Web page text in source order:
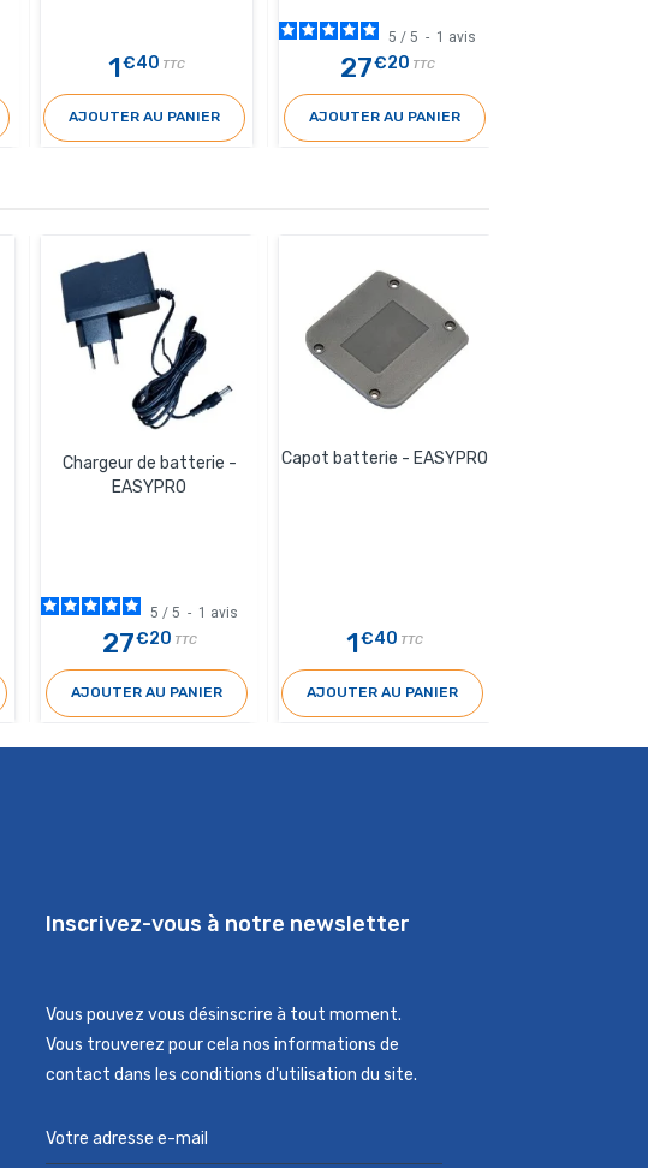
1€40 TTC
AJOUTER AU PANIER
5 / 5 - 1 avis
27€20 TTC
AJOUTER AU PANIER
Chargeur de batterie -
EASYPRO
5 / 5 - 1 avis
27€20 TTC
AJOUTER AU PANIER
Capot batterie - EASYPRO
1€40 TTC
AJOUTER AU PANIER
Inscrivez-vous à notre newsletter
Vous pouvez vous désinscrire à tout moment.
Vous trouverez pour cela nos informations de
contact dans les conditions d'utilisation du site.